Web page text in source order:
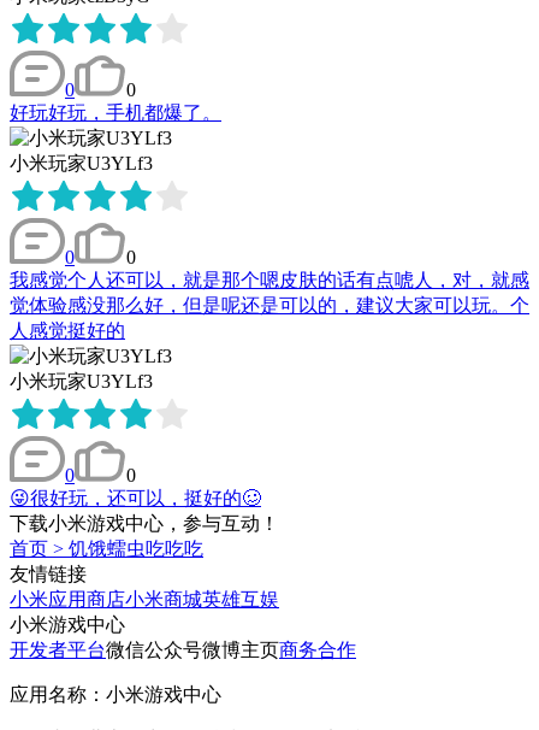
0
0
好玩好玩，手机都爆了。
小米玩家U3YLf3
0
0
我感觉个人还可以，就是那个嗯皮肤的话有点唬人，对，就感
觉体验感没那么好，但是呢还是可以的，建议大家可以玩。个
人感觉挺好的
小米玩家U3YLf3
0
0
😜很好玩，还可以，挺好的🥴
下载小米游戏中心，参与互动！
首页 > 饥饿蠕虫吃吃吃
友情链接
小米应用商店小米商城英雄互娱
小米游戏中心
开发者平台微信公众号微博主页商务合作
应用名称：小米游戏中心